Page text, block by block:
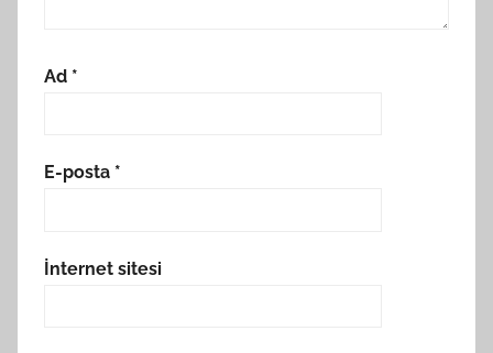
Ad *
E-posta *
İnternet sitesi